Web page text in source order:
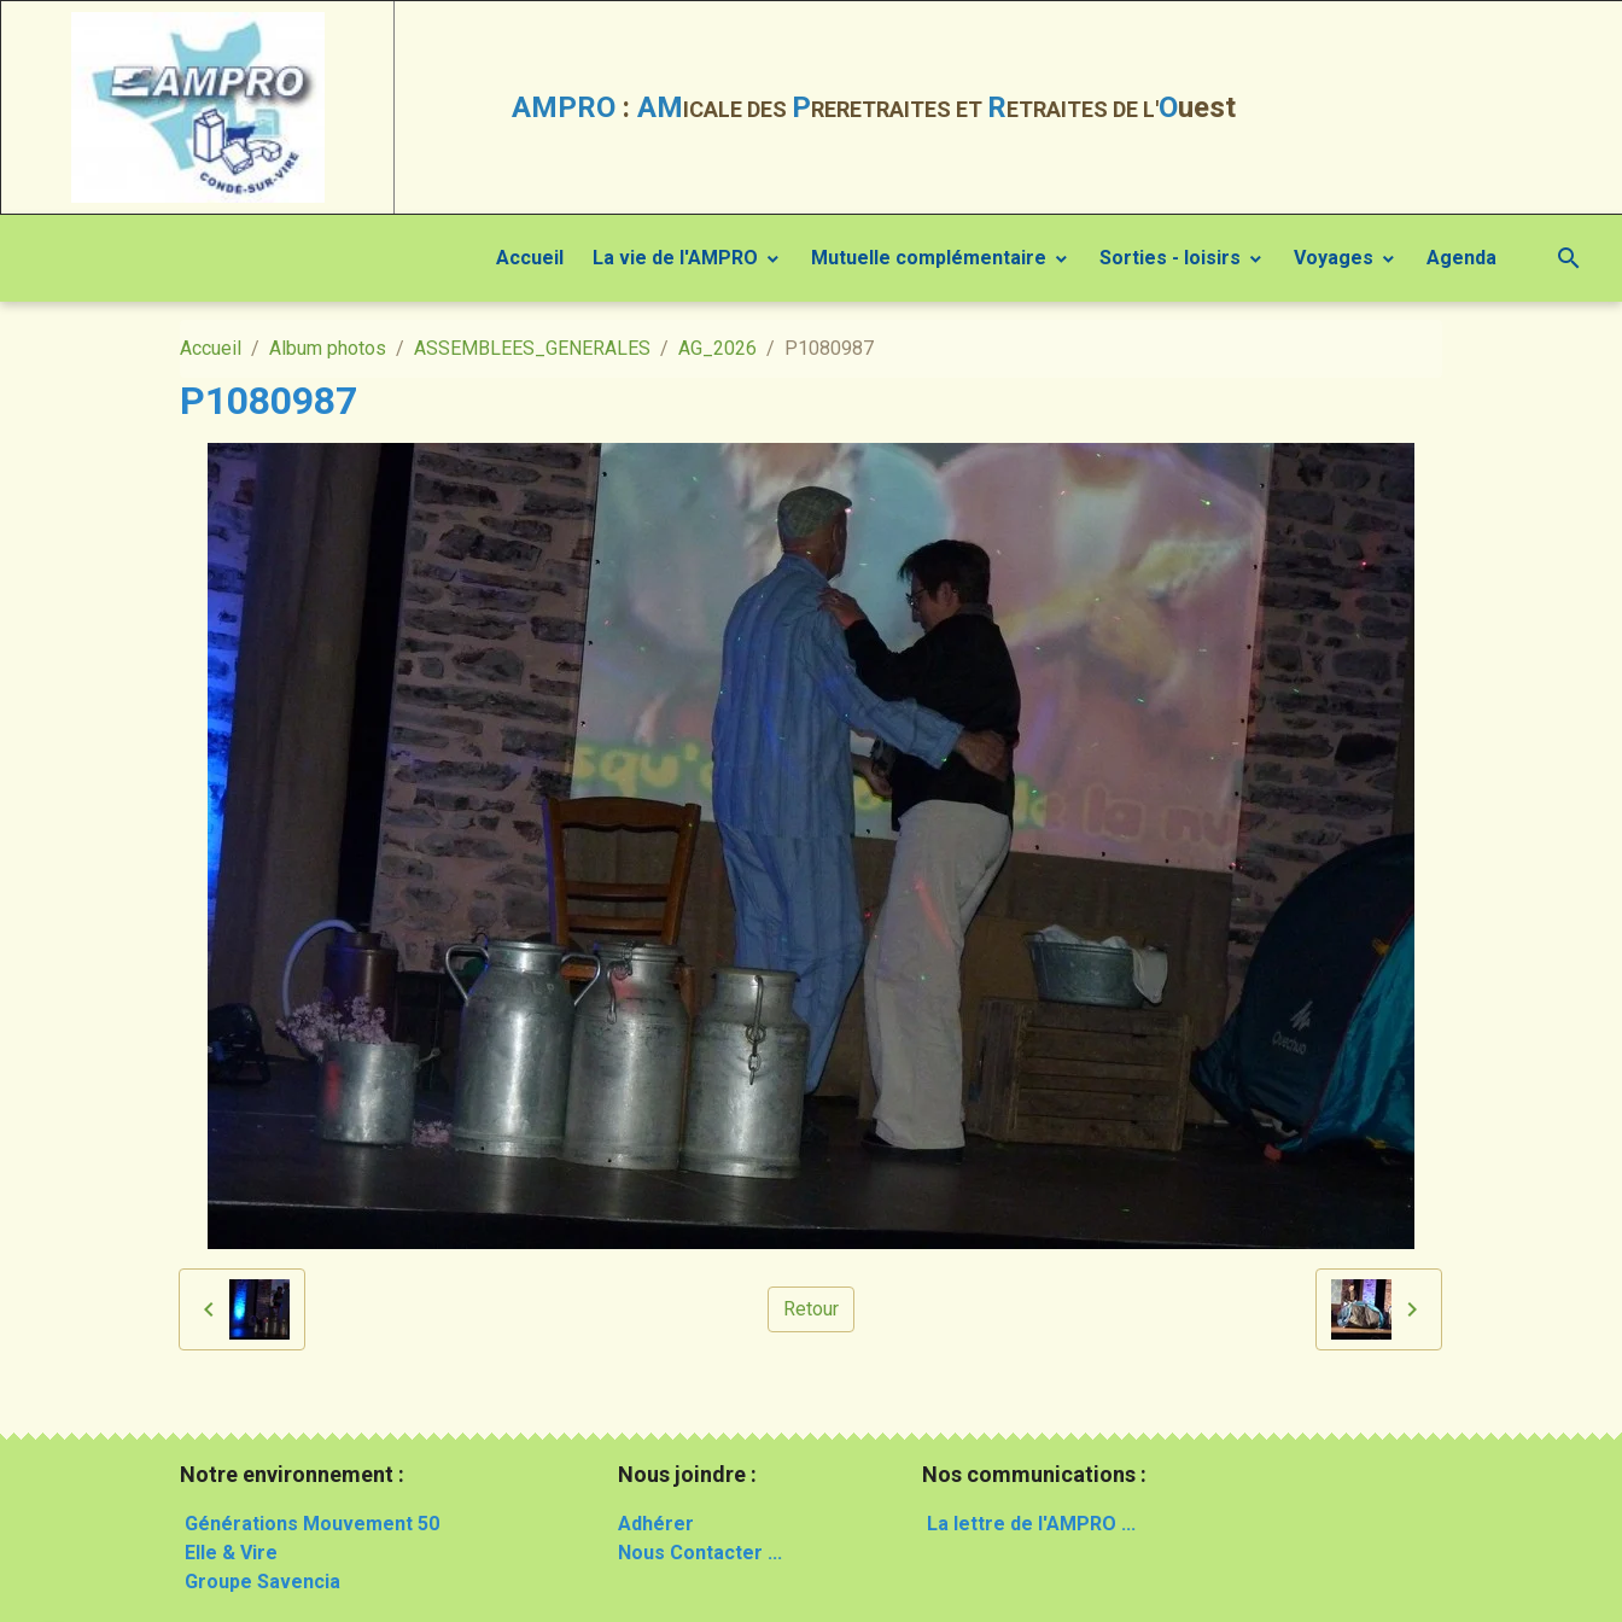
AMPRO : AMICALE DES PRERETRAITES ET RETRAITES DE L'Ouest
Accueil La vie de l'AMPRO Mutuelle complémentaire Sorties - loisirs Voyages Agenda
Accueil Album photos ASSEMBLEES_GENERALES AG_2026 P1080987
P1080987
Retour
Notre environnement :
Générations Mouvement 50
Elle & Vire
Groupe Savencia
Nous joindre :
Adhérer
Nous Contacter ...
Nos communications :
La lettre de l'AMPRO ...